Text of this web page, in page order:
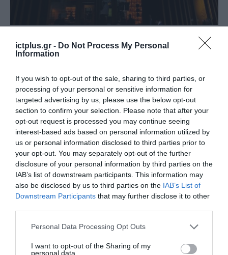
ictplus.gr - Do Not Process My Personal
Information
If you wish to opt-out of the sale, sharing to third parties, or
processing of your personal or sensitive information for
targeted advertising by us, please use the below opt-out
section to confirm your selection. Please note that after your
opt-out request is processed you may continue seeing
interest-based ads based on personal information utilized by
us or personal information disclosed to third parties prior to
your opt-out. You may separately opt-out of the further
disclosure of your personal information by third parties on the
IAB’s list of downstream participants. This information may
also be disclosed by us to third parties on the IAB’s List of
Downstream Participants that may further disclose it to other
Please note that this website/app uses one or more Google
not limited to your visit or usage behaviour. You may click to
Personal Data Processing Opt Outs
I want to opt-out of the Sharing of my
personal data.
Συνέδριο της Εταιρείας
Νοημοσύνη 27 και 28
Φεβρουαρίου, στο Ινστιτούτο
Γκαίτε
25.02.2026